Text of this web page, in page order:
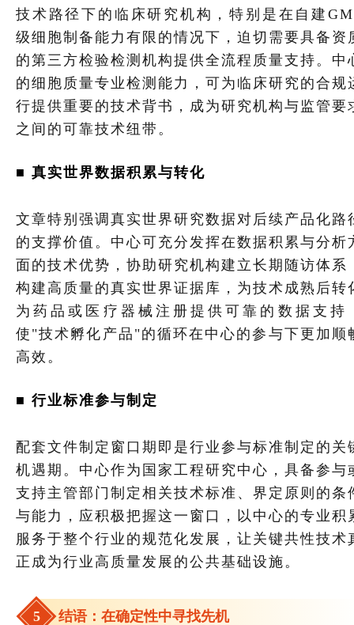
技术路径下的临床研究机构，特别是在自建
级细胞制备能力有限的情况下，迫切需要具备资
的第三方检验检测机构提供全流程质量支持。中
的细胞质量专业检测能力，可为临床研究的合规
行提供重要的技术背书，成为研究机构与监管要
之间的可靠技术纽带。
■ 真实世界数据积累与转化
文章特别强调真实世界研究数据对后续产品化路
的支撑价值。中心可充分发挥在数据积累与分析
面的技术优势，协助研究机构建立长期随访体系
构建高质量的真实世界证据库，为技术成熟后转
为药品或医疗器械注册提供可靠的数据支持
使"技术孵化产品"的循环在中心的参与下更加顺
高效。
■ 行业标准参与制定
配套文件制定窗口期即是行业参与标准制定的关
机遇期。中心作为国家工程研究中心，具备参与
支持主管部门制定相关技术标准、界定原则的条
与能力，应积极把握这一窗口，以中心的专业积
服务于整个行业的规范化发展，让关键共性技术
正成为行业高质量发展的公共基础设施。
5 结语：在确定性中寻找先机